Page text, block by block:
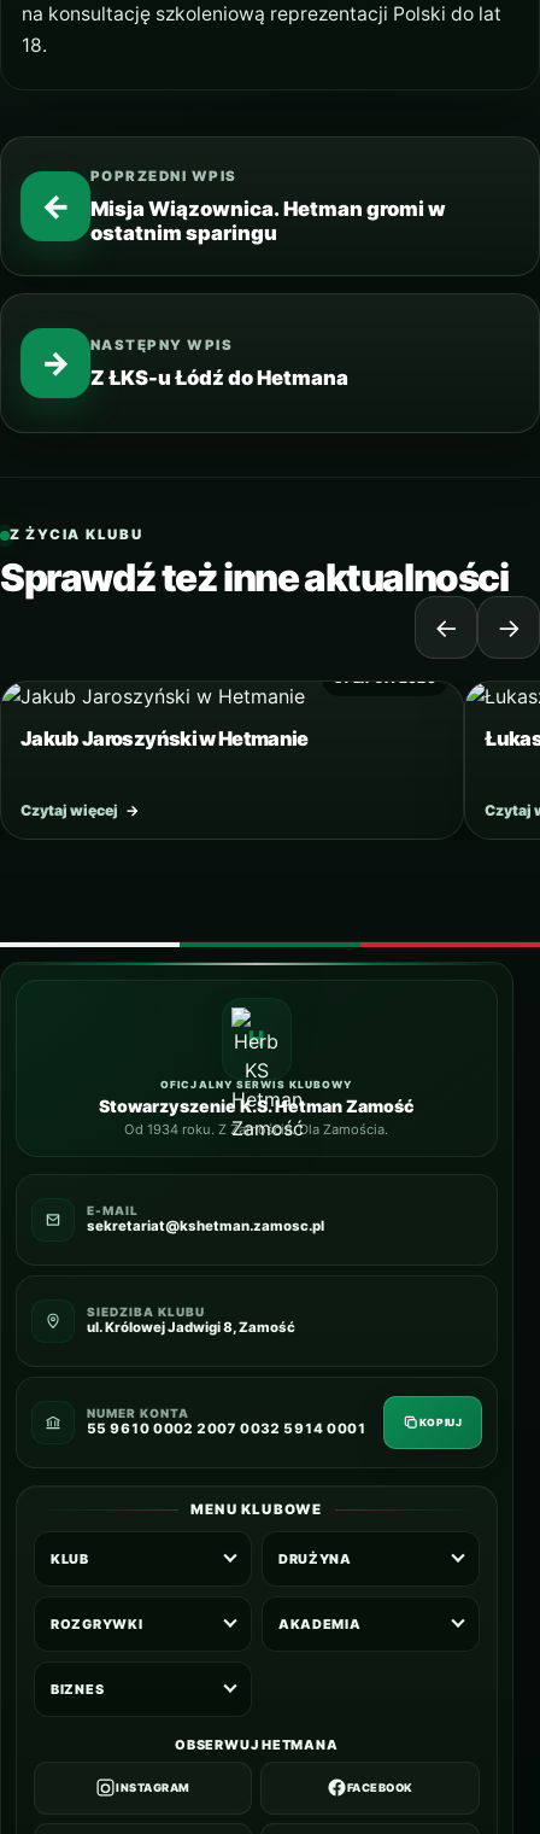
na konsultację szkoleniową reprezentacji Polski do lat
18.
←
POPRZEDNI WPIS
Misja Wiązownica. Hetman gromi w
ostatnim sparingu
NASTĘPNY WPIS
Z ŁKS-u Łódź do Hetmana
→
Z ŻYCIA KLUBU
Sprawdź też inne aktualności
← →
31 LIPCA 2020
Jakub Jaroszyński w Hetmanie
Czytaj więcej → Czytaj
OFICJALNY SERWIS KLUBOWY
Stowarzyszenie K.S. Hetman Zamość
Od 1934 roku. Z Zamościa. Dla Zamościa.
E-MAIL
sekretariat@kshetman.zamosc.pl
SIEDZIBA KLUBU
ul. Królowej Jadwigi 8, Zamość
NUMER KONTA
55 9610 0002 2007 0032 5914 0001 KOPIUJ
MENU KLUBOWE
KLUB DRUŻYNA
ROZGRYWKI AKADEMIA
BIZNES
OBSERWUJ HETMANA
INSTAGRAM FACEBOOK